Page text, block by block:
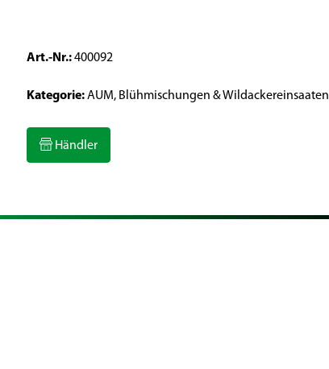
Art.-Nr.:400092
Kategorie:AUM, Blühmischungen & Wildackereinsaaten
Händler